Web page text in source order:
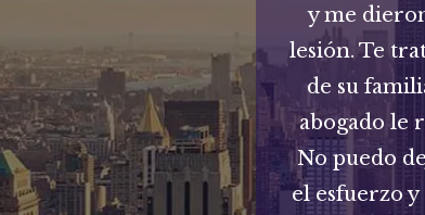
y me
lesión. Te
de su
abogado le
No puedo
el esfuerzo